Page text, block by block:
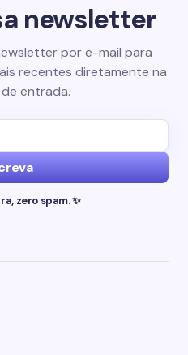
newsletter
por e-mail para
recentes diretamente na
entrada.
zero spam. ✨